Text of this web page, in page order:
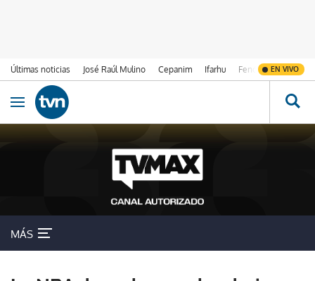
Últimas noticias José Raúl Mulino Cepanim Ifarhu Fenómeno de El
EN VIVO
Ir al contenido
Obrir navegació
MÁS